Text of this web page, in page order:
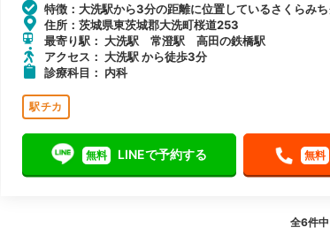
特徴：大洗駅から3分の距離に位置しているさくらみ
住所：茨城県東茨城郡大洗町桜道253
最寄り駅： 大洗駅 常澄駅 高田の鉄橋駅
アクセス： 大洗駅 から徒歩3分
診療科目： 内科
駅チカ
無料 LINEで予約する 無料
全6件